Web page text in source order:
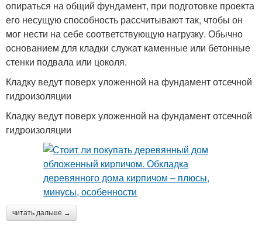
опираться на общий фундамент, при подготовке проекта
его несущую способность рассчитывают так, чтобы он
мог нести на себе соответствующую нагрузку. Обычно
основанием для кладки служат каменные или бетонные
стенки подвала или цоколя.
Кладку ведут поверх уложенной на фундамент отсечной
гидроизоляции
Кладку ведут поверх уложенной на фундамент отсечной
гидроизоляции
читать дальше →